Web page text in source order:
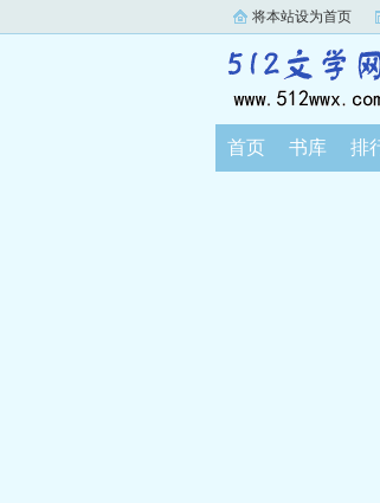
将本站设为首页
首页 书库 排